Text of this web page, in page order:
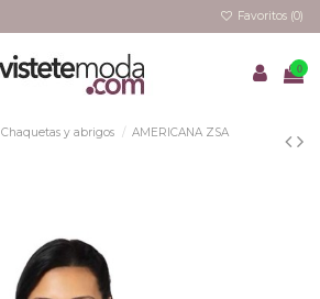
Favoritos (0)
0
Chaquetas y abrigos
AMERICANA ZSA